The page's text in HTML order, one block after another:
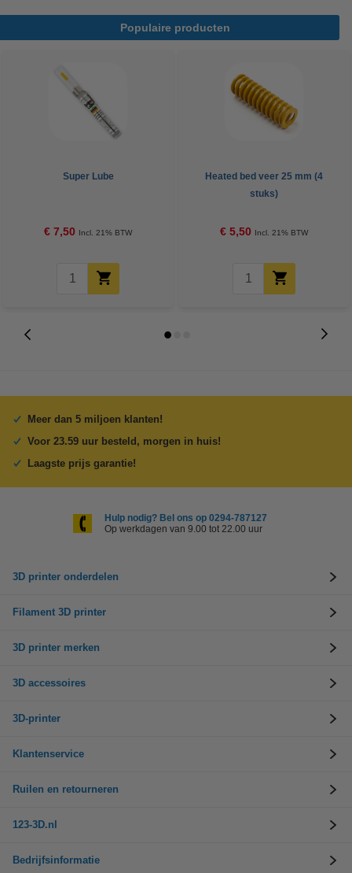
Populaire producten
Super Lube
€ 7,50 Incl. 21% BTW
Heated bed veer 25 mm (4
stuks)
€ 5,50 Incl. 21% BTW
Meer dan 5 miljoen klanten!
Voor 23.59 uur besteld, morgen in huis!
Laagste prijs garantie!
Hulp nodig? Bel ons op 0294-787127
Op werkdagen van 9.00 tot 22.00 uur
3D printer onderdelen
Filament 3D printer
3D printer merken
3D accessoires
3D-printer
Klantenservice
Ruilen en retourneren
123-3D.nl
Bedrijfsinformatie